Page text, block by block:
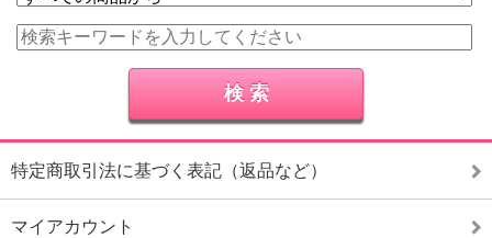
特定商取引法に基づく表記（返品など）
マイアカウント